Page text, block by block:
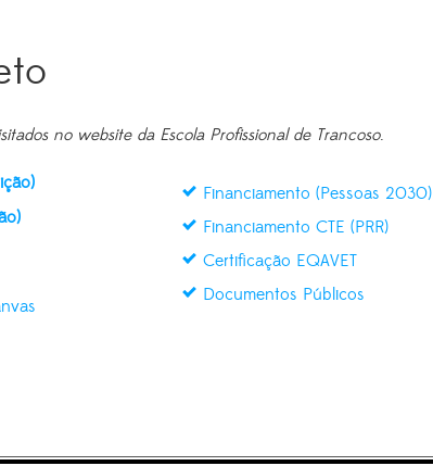
no website da Escola Profissional de Trancoso.
Financiamento (Pessoas 2030)
Financiamento CTE (PRR)
Certificação EQAVET
Documentos Públicos